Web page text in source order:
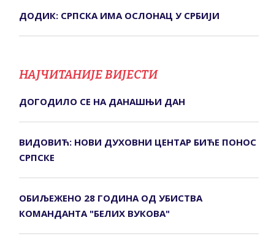
ДОДИК: СРПСКА ИМА ОСЛОНАЦ У СРБИЈИ
НАЈЧИТАНИЈЕ ВИЈЕСТИ
ДОГОДИЛО СЕ НА ДАНАШЊИ ДАН
ВИДОВИЋ: НОВИ ДУХОВНИ ЦЕНТАР БИЋЕ ПОНОС
СРПСКЕ
ОБИЉЕЖЕНО 28 ГОДИНА ОД УБИСТВА
КОМАНДАНТА "БЕЛИХ ВУКОВА"